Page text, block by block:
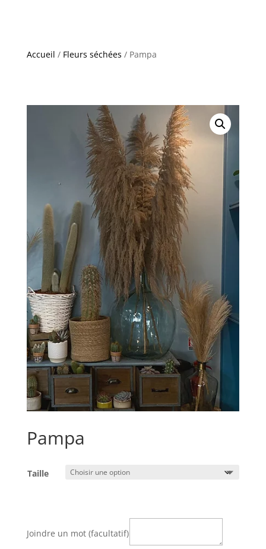
Accueil / Fleurs séchées / Pampa
Pampa
Taille
Joindre un mot (facultatif)